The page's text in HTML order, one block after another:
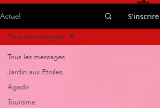
Actuel S'inscrire
Tous les messages
Jardin aux Etoiles
Agadir
Tourisme
Tous les messages